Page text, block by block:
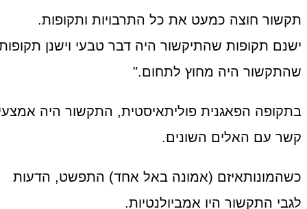
תקשור חוצה כמעט את כל התרבויות ותקופות.
ישנם תקופות שהתיקשור היה דבר טבעי וישנן תקופות
שהתקשור היה מחוץ לתחום."
בתקופה הפאגנית פוליתאיסטית, התקשור היה אמצעי
קשר עם האלים השונים.
כשהמונותאיזם (אמונה באל אחד) התפשט, הדעות
לגבי התקשור היו אמביולנטיות.